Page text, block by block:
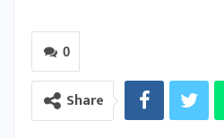
0
Share